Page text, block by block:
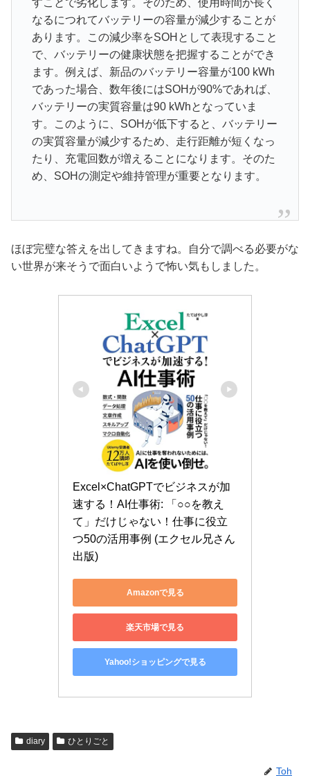
なるにつれてバッテリーの容量が減少することが
あります。この減少率をSOHとして表現すること
で、バッテリーの健康状態を把握することができ
ます。例えば、新品のバッテリー容量が100 kWh
であった場合、数年後にはSOHが90%であれば、
バッテリーの実質容量は90 kWhとなっていま
す。このように、SOHが低下すると、バッテリー
の実質容量が減少するため、走行距離が短くなっ
たり、充電回数が増えることになります。そのた
め、SOHの測定や維持管理が重要となります。
ほぼ完璧な答えを出してきますね。自分で調べる必要がな
い世界が来そうで面白いようで怖い気もしました。
Excel×ChatGPTでビジネスが加
速する！AI仕事術: 「○○を教え
て」だけじゃない！仕事に役立
つ50の活用事例 (エクセル兄さん
出版)
Amazonで見る
楽天市場で見る
Yahoo!ショッピングで見る
diary ひとりごと
Toh